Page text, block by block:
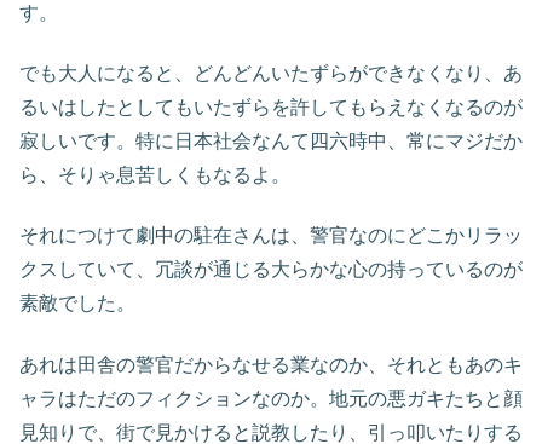
す。
でも大人になると、どんどんいたずらができなくなり、あ
るいはしたとしてもいたずらを許してもらえなくなるのが
寂しいです。特に日本社会なんて四六時中、常にマジだか
ら、そりゃ息苦しくもなるよ。
それにつけて劇中の駐在さんは、警官なのにどこかリラッ
クスしていて、冗談が通じる大らかな心の持っているのが
素敵でした。
あれは田舎の警官だからなせる業なのか、それともあのキ
ャラはただのフィクションなのか。地元の悪ガキたちと顔
見知りで、街で見かけると説教したり、引っ叩いたりする